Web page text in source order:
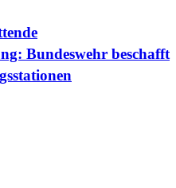
Bundeswehr beschafft